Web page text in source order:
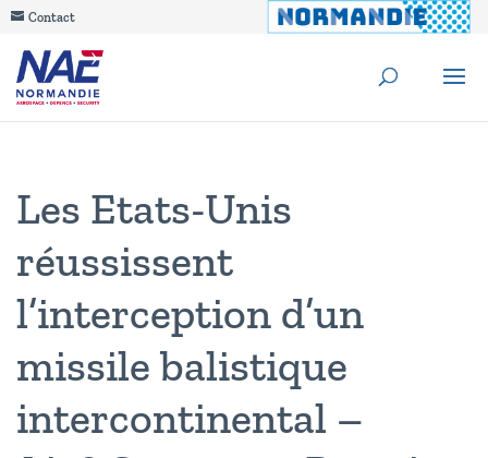
Contact
Les Etats-Unis
réussissent
l’interception d’un
missile balistique
intercontinental –